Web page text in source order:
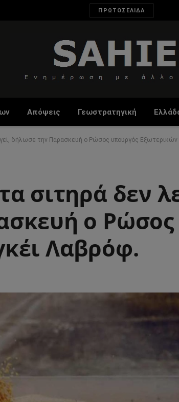
ΠΡΩΤΟΣΕΛΙΔΑ
Απόψεις Γεωστρατηγική
δήλωσε την Παρασκευή ο Ρώσος υπουργός Εξωτερικών
σιτηρά δεν
ο
Λαβρόφ.